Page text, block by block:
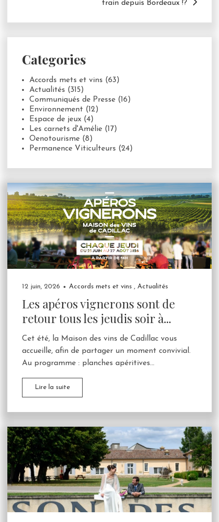
train depuis Bordeaux !?
Categories
Accords mets et vins (63)
Actualités (315)
Communiqués de Presse (16)
Environnement (12)
Espace de jeux (4)
Les carnets d'Amélie (17)
Oenotourisme (8)
Permanence Viticulteurs (24)
12 juin, 2026 Accords mets et vins , Actualités
Les apéros vignerons sont de
retour tous les jeudis soir à...
Cet été, la Maison des vins de Cadillac vous
accueille, afin de partager un moment convivial.
Au programme : planches apéritives...
Lire la suite